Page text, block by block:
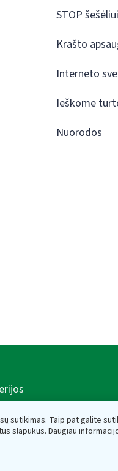
sutikimas. Taip pat galite
slapukus. Daugiau
STOP šešėliui
Krašto
Interneto
Ieškome
Nuorodos